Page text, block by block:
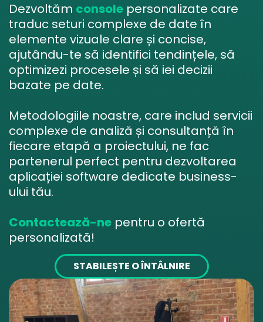
Dezvoltăm console personalizate care
traduc seturi complexe de date în
elemente vizuale clare și concise,
ajutându-te să identifici tendințele, să
optimizezi procesele și să iei decizii
bazate pe date.
Metodologiile noastre, care includ servicii
complexe de analiză și consultanță în
fiecare etapă a proiectului, ne fac
partenerul perfect pentru dezvoltarea
aplicației software dedicate business-
ului tău.
Contactează-ne pentru o ofertă
personalizată!
STABILEȘTE O ÎNTÂLNIRE